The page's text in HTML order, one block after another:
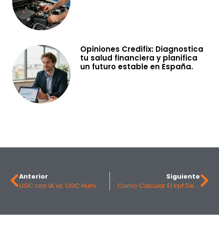
Opiniones Credifix: Diagnostica
tu salud financiera y planifica
un futuro estable en España.
Anterior
UGC con IA vs. UGC Humano: Por Qué las Marcas Españolas Están Apostando por las Personas Reales
Siguiente
Como Calcular El Irpf De Un Autonomo: El Metodo Practico Para 2025